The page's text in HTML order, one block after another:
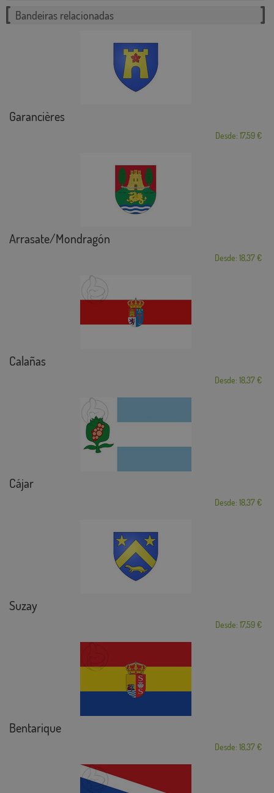
Bandeiras relacionadas
Garancières
Desde: 17,59 €
Arrasate/Mondragón
Desde: 18,37 €
Calañas
Desde: 18,37 €
Cájar
Desde: 18,37 €
Suzay
Desde: 17,59 €
Bentarique
Desde: 18,37 €